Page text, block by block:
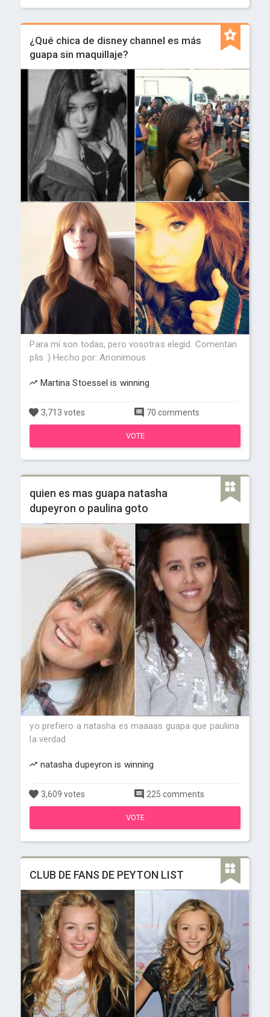
¿Qué chica de disney channel es más
guapa sin maquillaje?
Para mí son todas, pero vosotras elegid. Comentan
plis :) Hecho por: Anonimous
Martina Stoessel is winning
3,713 votes 70 comments
VOTE
quien es mas guapa natasha
dupeyron o paulina goto
yo prefiero a natasha es maaaas guapa que pauliina
la verdad
natasha dupeyron is winning
3,609 votes 225 comments
VOTE
CLUB DE FANS DE PEYTON LIST